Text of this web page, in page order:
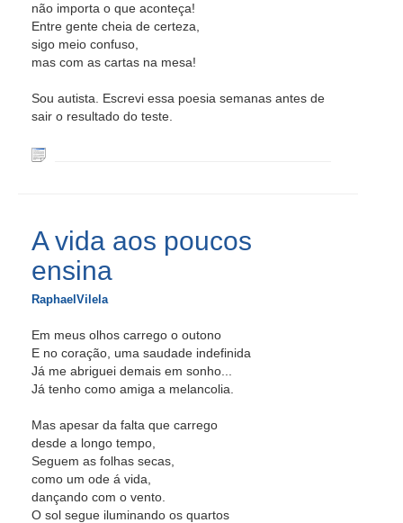
não importa o que aconteça!
Entre gente cheia de certeza,
sigo meio confuso,
mas com as cartas na mesa!
Sou autista. Escrevi essa poesia semanas antes de
sair o resultado do teste.
A vida aos poucos
ensina
RaphaelVilela
Em meus olhos carrego o outono
E no coração, uma saudade indefinida
Já me abriguei demais em sonho...
Já tenho como amiga a melancolia.
Mas apesar da falta que carrego
desde a longo tempo,
Seguem as folhas secas,
como um ode á vida,
dançando com o vento.
O sol segue iluminando os quartos